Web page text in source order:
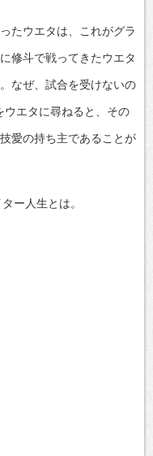
たウエタは、これがグラ
修斗で戦ってきたウエタ
なぜ、試合を受けないの
エタに尋ねると、その
愛の持ち主であることが
ー人生とは。